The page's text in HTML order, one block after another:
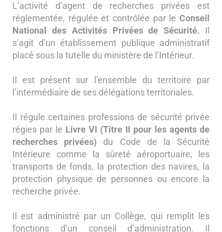
L’activité d’agent de recherches privées est
réglementée, régulée et contrôlée par le Conseil
National des Activités Privées de Sécurité. Il
s’agit d’un établissement publique administratif
placé sous la tutelle du ministère de l’Intérieur.
Il est présent sur l’ensemble du territoire par
l’intermédiaire de ses délégations territoriales.
Il régule certaines professions de sécurité privée
régies par le Livre VI (Titre II pour les agents de
recherches privées) du Code de la Sécurité
Intérieure comme la sûreté aéroportuaire, les
transports de fonds, la protection des navires, la
protection physique de personnes ou encore la
recherche privée.
Il est administré par un Collège, qui remplit les
fonctions d’un conseil d’administration. Il